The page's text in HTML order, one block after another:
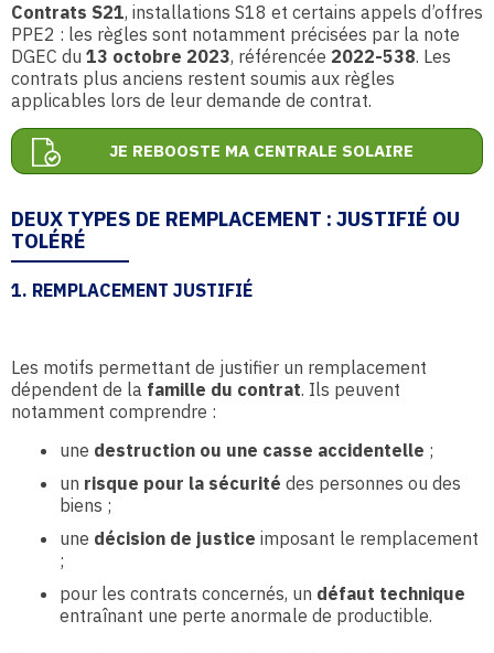
Contrats S21, installations S18 et certains appels d’offres
PPE2 : les règles sont notamment précisées par la note
DGEC du 13 octobre 2023, référencée 2022-538. Les
contrats plus anciens restent soumis aux règles
applicables lors de leur demande de contrat.
JE REBOOSTE MA CENTRALE SOLAIRE
DEUX TYPES DE REMPLACEMENT : JUSTIFIÉ OU
TOLÉRÉ
1. REMPLACEMENT JUSTIFIÉ
Les motifs permettant de justifier un remplacement
dépendent de la famille du contrat. Ils peuvent
notamment comprendre :
une destruction ou une casse accidentelle ;
un risque pour la sécurité des personnes ou des
biens ;
une décision de justice imposant le remplacement
;
pour les contrats concernés, un défaut technique
entraînant une perte anormale de productible.